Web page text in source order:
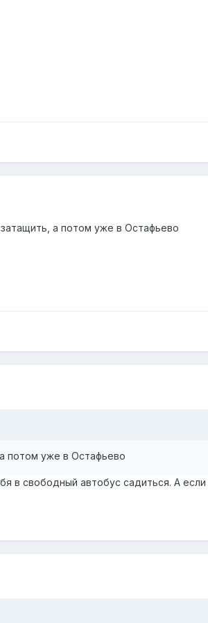
а потом уже в Остафьево
потом уже в Остафьево
в свободный автобус садиться. А